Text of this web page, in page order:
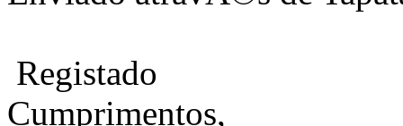
Registado
Cumprimentos,